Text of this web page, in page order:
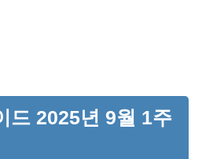
드 2025년 9월 1주